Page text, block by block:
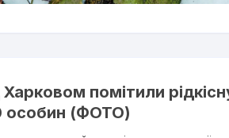
Харковом помітили
особин (ФОТО)